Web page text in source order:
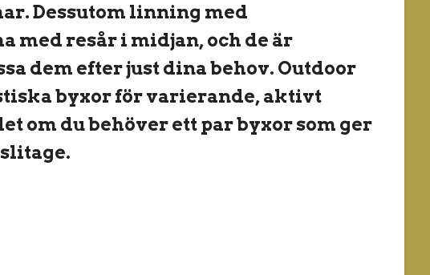
Dessutom linning med
med resår i midjan, och de är
dem efter just dina behov. Outdoor
byxor för varierande, aktivt
om du behöver ett par byxor som ger